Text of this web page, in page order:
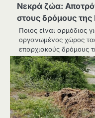
Νεκρά ζώα:
στους δρόμους της
Ποιος είναι αρμόδιος
οργανωμένος χώρος
επαρχιακούς δρόμους